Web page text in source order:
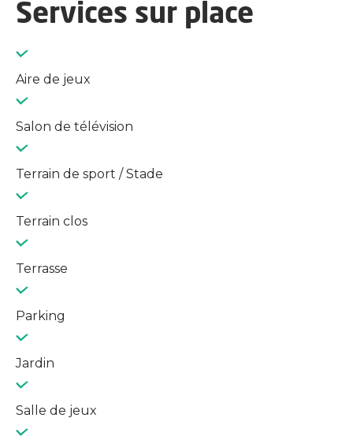
Services sur place
Aire de jeux
Salon de télévision
Terrain de sport / Stade
Terrain clos
Terrasse
Parking
Jardin
Salle de jeux